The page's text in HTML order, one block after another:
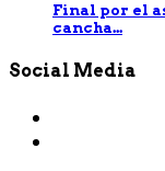
Final por el
cancha...
Social Media